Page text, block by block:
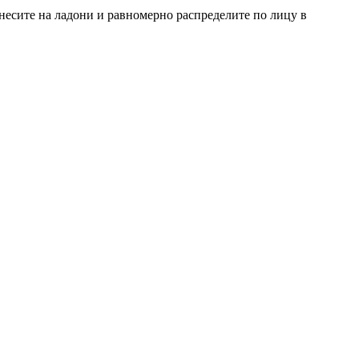
на ладони и равномерно распределите по лицу в